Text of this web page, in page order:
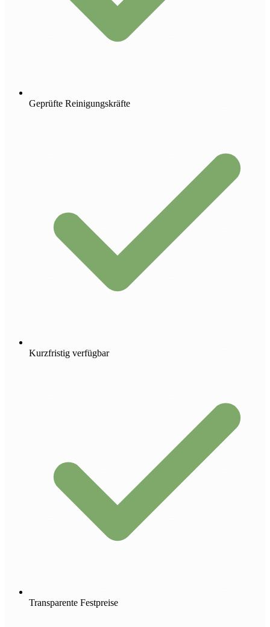
Geprüfte Reinigungskräfte
Kurzfristig verfügbar
Transparente Festpreise